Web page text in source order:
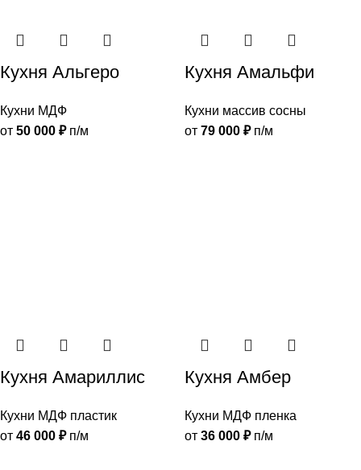
Кухня Альгеро
Кухни МДФ
от 50 000 ₽п/м
Кухня Амальфи
Кухни массив сосны
от 79 000 ₽п/м
Кухня Амариллис
Кухни МДФ пластик
от 46 000 ₽п/м
Кухня Амбер
Кухни МДФ пленка
от 36 000 ₽п/м